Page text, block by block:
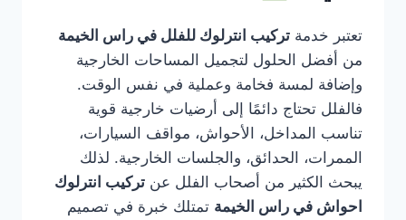
تعتبر خدمة تركيب انترلوك للفلل في راس الخيمة
من أفضل الحلول لتجميل المساحات الخارجية
وإضافة لمسة فخامة وعملية في نفس الوقت.
فالفلل تحتاج دائمًا إلى أرضيات خارجية قوية
تناسب المداخل، الأحواش، مواقف السيارات،
الممرات، الحدائق، والجلسات الخارجية. لذلك
يبحث الكثير من أصحاب الفلل عن تركيب انترلوك
احواش في راس الخيمة تمتلك خبرة في تصميم